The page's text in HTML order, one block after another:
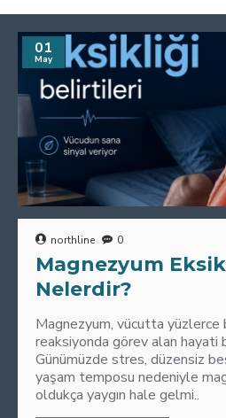
01
May
northline 0
Magnezyum
Nelerdir?
Magnezyum, vücutta yüzlerce
reaksiyonda görev alan hayati
Günümüzde stres, düzensiz
yaşam temposu nedeniyle
oldukça yaygın hale gelmi..